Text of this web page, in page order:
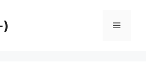
) Meny